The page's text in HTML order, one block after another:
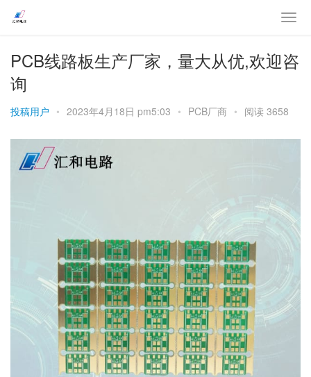
PCB线路板生产厂家，量大从优,欢迎咨
询
投稿用户 • 2023年4月18日 pm5:03 • PCB厂商 • 阅读 3658